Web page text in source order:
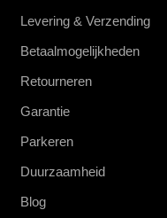
Levering & Verzending
Betaalmogelijkheden
Retourneren
Garantie
Parkeren
Duurzaamheid
Blog